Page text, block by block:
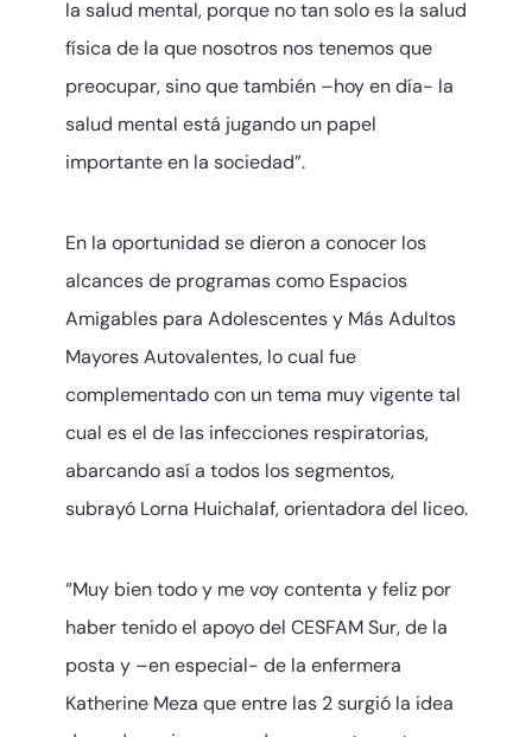
la salud mental, porque no tan solo es la salud
física de la que nosotros nos tenemos que
preocupar, sino que también –hoy en día- la
salud mental está jugando un papel
importante en la sociedad”.
En la oportunidad se dieron a conocer los
alcances de programas como Espacios
Amigables para Adolescentes y Más Adultos
Mayores Autovalentes, lo cual fue
complementado con un tema muy vigente tal
cual es el de las infecciones respiratorias,
abarcando así a todos los segmentos,
subrayó Lorna Huichalaf, orientadora del liceo.
“Muy bien todo y me voy contenta y feliz por
haber tenido el apoyo del CESFAM Sur, de la
posta y –en especial- de la enfermera
Katherine Meza que entre las 2 surgió la idea